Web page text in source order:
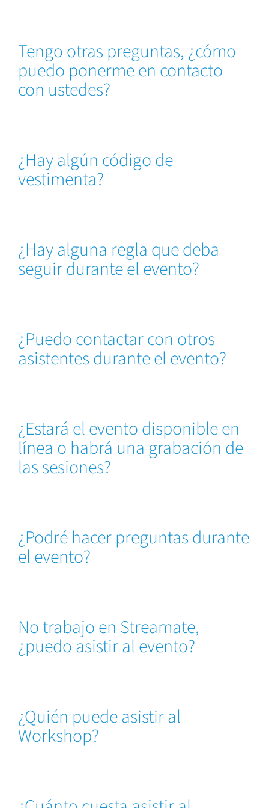
Tengo otras preguntas, ¿cómo
puedo ponerme en contacto
con ustedes?
¿Hay algún código de
vestimenta?
¿Hay alguna regla que deba
seguir durante el evento?
¿Puedo contactar con otros
asistentes durante el evento?
¿Estará el evento disponible en
línea o habrá una grabación de
las sesiones?
¿Podré hacer preguntas durante
el evento?
No trabajo en Streamate,
¿puedo asistir al evento?
¿Quién puede asistir al
Workshop?